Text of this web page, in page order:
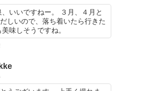
いいですねー。 ３月、４月と
しいので、落ち着いたら行きた
味しそうですね。